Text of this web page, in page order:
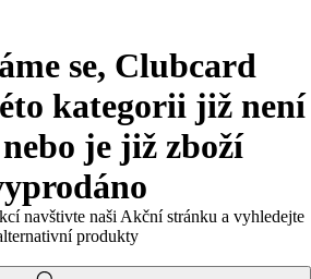
se, Clubcard
kategorii již není
je již zboží
navštivte naši Akční stránku a vyhledejte
produkty